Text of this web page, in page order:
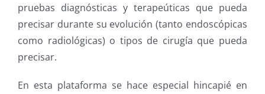
pruebas diagnósticas y terapeúticas que pueda
precisar durante su evolución (tanto endoscópicas
como radiológicas) o tipos de cirugía que pueda
precisar.
En esta plataforma se hace especial hincapié en